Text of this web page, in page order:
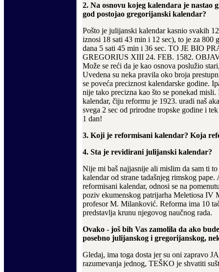
2. Na osnovu kojeg kalendara je
god postojao gregorijanski kalendar?
Pošto je julijanski kalendar kasnio svakih
iznosi 18 sati 43 min i 12 sec), to je za 800
dana 5 sati 45 min i 36 sec. TO JE BIO
GREGORIUS XIII 24. FEB. 1582.
Može se reći da je kao osnova poslužio
Uvedena su neka pravila oko broja
se poveća preciznost kalendarske godine.
nije tako precizna kao što se ponekad misli.
kalendar, čiju reformu je 1923. uradi naš
svega 2 sec od prirodne tropske godine i
1 dan!
3. Koji je reformisani kalendar? Koja
4. Sta je revidirani julijanski kalendar?
Nije mi baš najjasnije ali mislim da sam ti
kalendar od strane tadašnjeg rimskog
reformisani kalendar, odnosi se na
poziv ekumenskog patrijarha Meletiosa IV
profesor M. Milanković. Reforma ima 10 ta
predstavlja krunu njegovog naučnog rada.
Ovako - još bih Vas zamolila da ako
posebno julijanskog i gregorijanskog,
Gledaj, ima toga dosta jer su oni zapravo
razumevanja jednog, TEŠKO je shvatiti suš